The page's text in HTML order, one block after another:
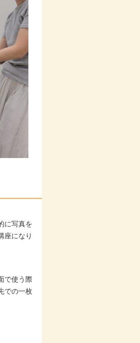
に写真を
座になり
で使う際
での一枚